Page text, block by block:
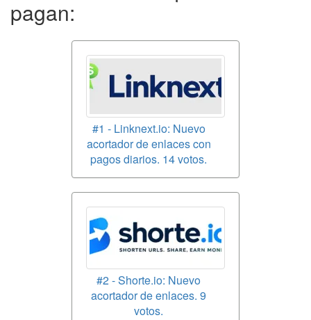
pagan:
#1 - Linknext.io: Nuevo
acortador de enlaces con
pagos diarios. 14 votos.
#2 - Shorte.io: Nuevo
acortador de enlaces. 9
votos.